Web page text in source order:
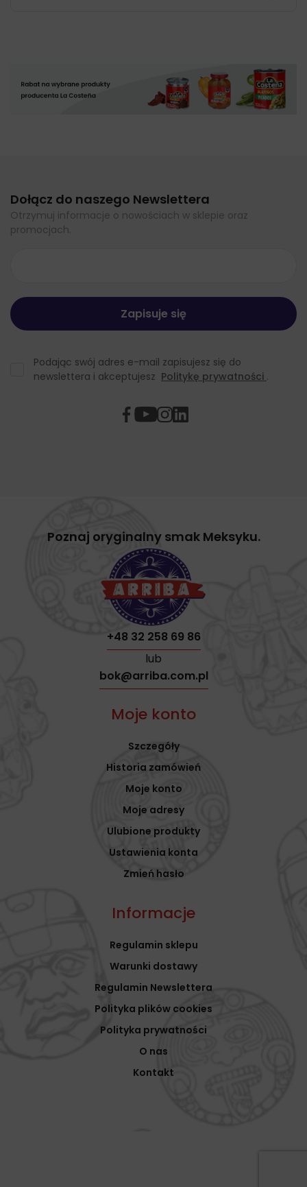
Dołącz do naszego Newslettera
Otrzymuj informacje o nowościach w sklepie oraz
promocjach.
Podając swój adres e-mail zapisujesz się do
newslettera i akceptujesz Politykę prywatności .
Poznaj oryginalny smak Meksyku.
+48 32 258 69 86
lub
bok@arriba.com.pl
Moje konto
Szczegóły
Historia zamówień
Moje konto
Moje adresy
Ulubione produkty
Ustawienia konta
Zmień hasło
Informacje
Regulamin sklepu
Warunki dostawy
Regulamin Newslettera
Polityka plików cookies
Polityka prywatności
O nas
Kontakt